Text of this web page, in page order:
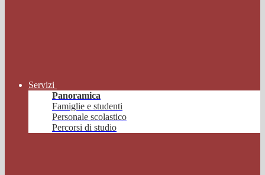
Servizi
Panoramica
Famiglie e studenti
Personale scolastico
Percorsi di studio